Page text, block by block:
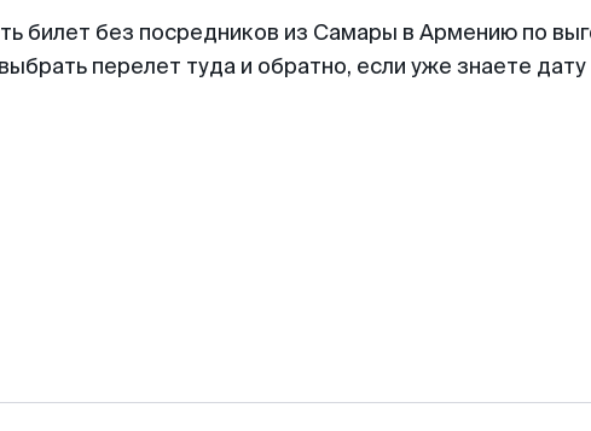
билет без посредников из Самары в Армению по
перелет туда и обратно, если уже знаете